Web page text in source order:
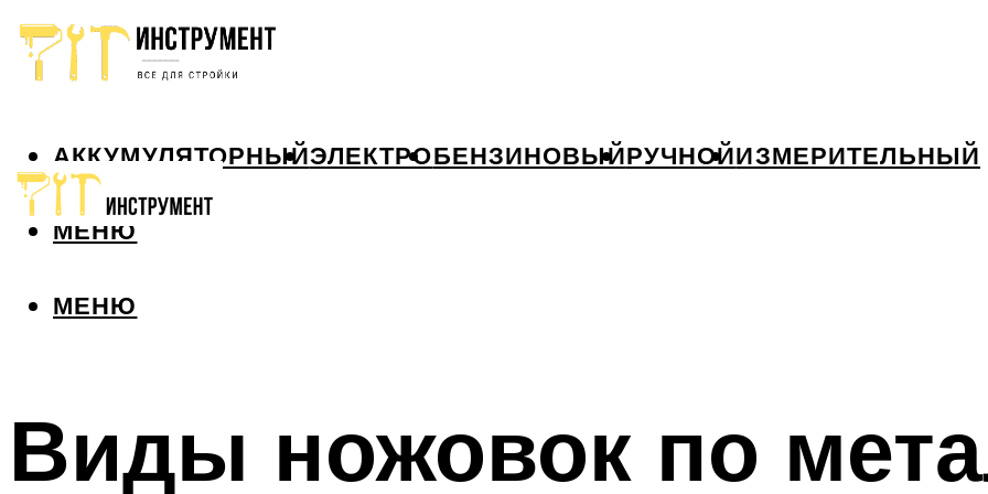
АККУМУЛЯТОРНЫЙЭЛЕКТРОБЕНЗИНОВЫЙРУЧНОЙИЗМЕРИТЕЛЬНЫЙ
МЕНЮ
МЕНЮ
Виды ножовок по